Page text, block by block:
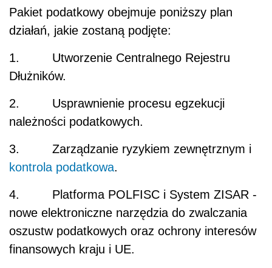
Pakiet podatkowy obejmuje poniższy plan
działań, jakie zostaną podjęte:
1. Utworzenie Centralnego Rejestru
Dłużników.
2. Usprawnienie procesu egzekucji
należności podatkowych.
3. Zarządzanie ryzykiem zewnętrznym i
kontrola podatkowa.
4. Platforma POLFISC i System ZISAR -
nowe elektroniczne narzędzia do zwalczania
oszustw podatkowych oraz ochrony interesów
finansowych kraju i UE.